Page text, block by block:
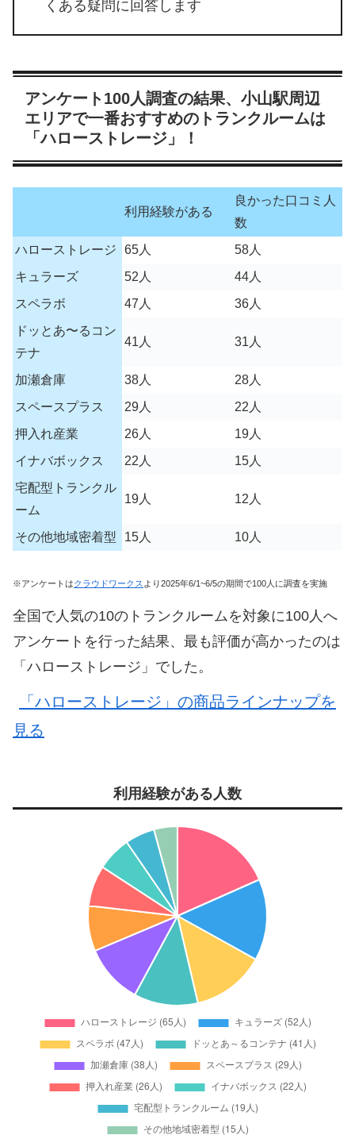
くある疑問に回答します
アンケート100人調査の結果、小山駅周辺
エリアで一番おすすめのトランクルームは
「ハローストレージ」！
利用経験がある
良かった口コミ人
数
ハローストレージ
65人
58人
キュラーズ
52人
44人
スペラボ
47人
36人
ドッとあ〜るコン
テナ
41人 31人
加瀬倉庫 38人
28人
スペースプラス
29人
22人
押入れ産業
26人
19人
イナバボックス
22人
15人
宅配型トランクル
ーム
19人 12人
その他地域密着型 15人 10人
※アンケートはクラウドワークスより2025年6/1~6/5の期間で100人に調査を実施
全国で人気の10のトランクルームを対象に100人へ
アンケートを行った結果、最も評価が高かったのは
「ハローストレージ」でした。
「ハローストレージ」の商品ラインナップを
見る
利用経験がある人数